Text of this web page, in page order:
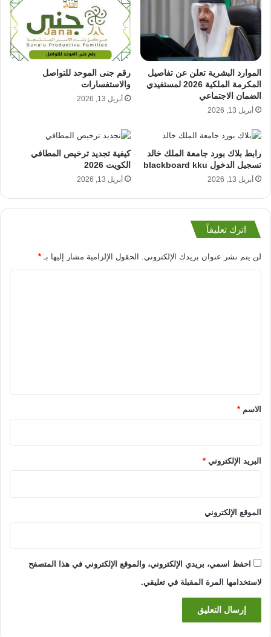
الموارد البشرية تعلن عن تفاصيل
المكرمة الملكية 2026 لمستفيدي
الضمان الاجتماعي
أبريل 13, 2026
رقم جنى الموحد للتواصل
والاستفسارات
أبريل 13, 2026
رابط بلاك بورد جامعة الملك خالد
تسجيل الدخول blackboard kku
أبريل 13, 2026
كيفية تجديد ترخيص المطافي
الكويت 2026
أبريل 13, 2026
اترك تعليقاً
لن يتم نشر عنوان بريدك الإلكتروني. الحقول الإلزامية مشار إليها بـ *
*الاسم *
البريد الإلكتروني *
الموقع الإلكتروني
احفظ اسمي، بريدي الإلكتروني، والموقع الإلكتروني في هذا المتصفح
لاستخدامها المرة المقبلة في تعليقي.